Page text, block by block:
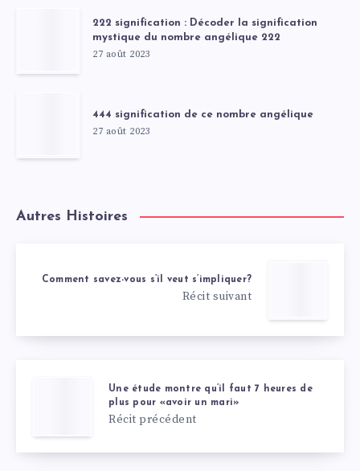
222 signification : Décoder la signification
mystique du nombre angélique 222
27 août 2023
444 signification de ce nombre angélique
27 août 2023
Autres Histoires
Comment savez-vous s’il veut s’impliquer?
Récit suivant
Une étude montre qu’il faut 7 heures de
plus pour «avoir un mari»
Récit précédent